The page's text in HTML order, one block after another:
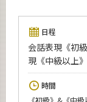
日程
会話表現《初
現《中級以上
時間
《初級》&《中
活動紹介
Activities
教員紹介
faculty
リベラルアー